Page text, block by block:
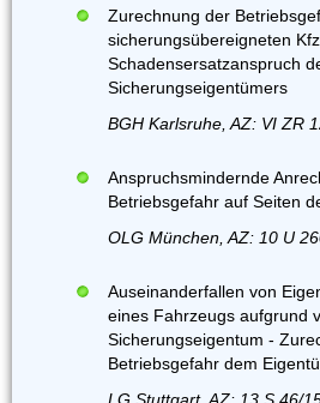
Zurechnung der
sicherungsübereigneten
Schadensersatzanspruch
Sicherungseigentümers
BGH Karlsruhe, AZ: VI ZR
Anspruchsmindernde
Betriebsgefahr auf Seiten
OLG München, AZ: 10 U
Auseinanderfallen von
eines Fahrzeugs aufgrund
Sicherungseigentum -
Betriebsgefahr dem